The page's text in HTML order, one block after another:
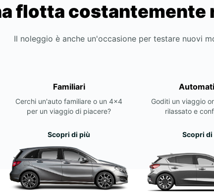
flotta costantemente
Il noleggio è anche un'occasione per testare nuovi
Familiari
Cerchi un'auto familiare o un 4x4
per un viaggio di piacere?
Scopri di più
Goditi un viaggio
rilassato e
Scopri di